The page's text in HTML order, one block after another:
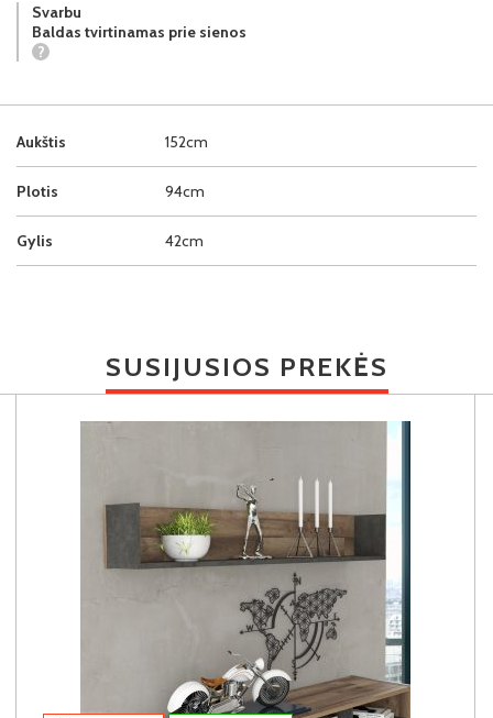
Aukštis 152cm
Plotis 94cm
Gylis 42cm
Svarbu
Baldas tvirtinamas prie sienos
?
SUSIJUSIOS PREKĖS